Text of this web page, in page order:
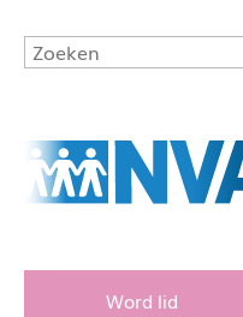
Word lid